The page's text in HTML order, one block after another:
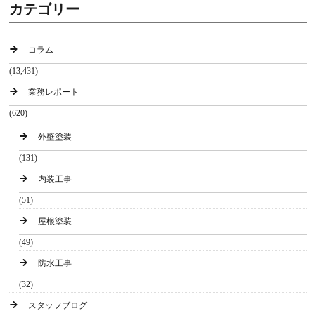
カテゴリー
コラム
(13,431)
業務レポート
(620)
外壁塗装
(131)
内装工事
(51)
屋根塗装
(49)
防水工事
(32)
スタッフブログ